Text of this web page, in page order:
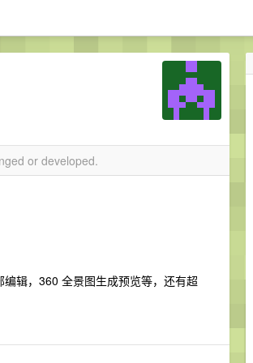
or developed.
辑，360 全景图生成预览等，还有超